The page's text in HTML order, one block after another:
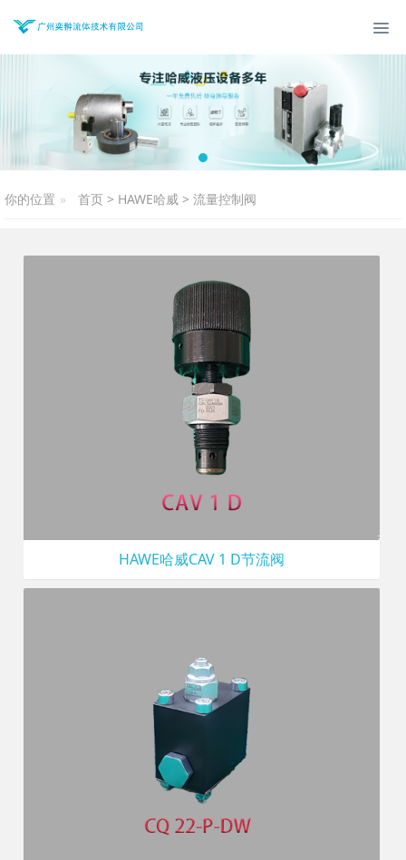
你的位置 首页 > HAWE哈威 > 流量控制阀
HAWE哈威CAV 1 D节流阀